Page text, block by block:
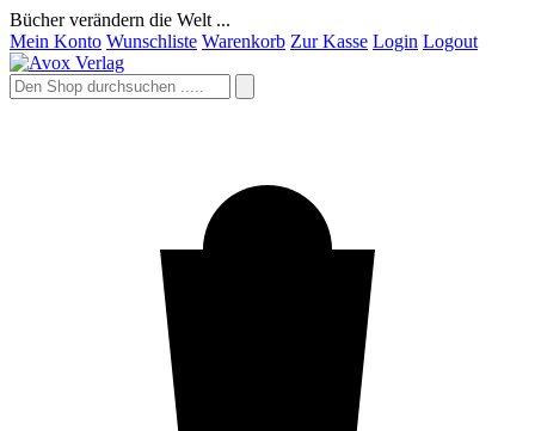
Bücher verändern die Welt ...
Mein Konto Wunschliste Warenkorb Zur Kasse Login Logout